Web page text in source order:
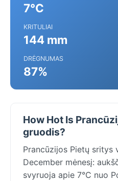
7°C
KRITULIAI
144 mm
DRĖGNUMAS
87%
How Hot Is
gruodis?
Prancūzijos Pietų sritys
December mėnesį:
svyruoja apie 7°C nuo